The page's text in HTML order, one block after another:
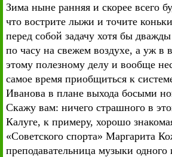
Зима ныне ранняя и скорее всего
что вострите лыжи и точите
перед собой задачу хотя бы
по часу на свежем воздухе, а уж в
этому полезному делу и вообще
самое время приобщиться к
Иванова в плане выхода босыми
Скажу вам: ничего страшного в
Калуге, к примеру, хорошо
«Советского спорта» Маргарита
преподавательница музыки одного